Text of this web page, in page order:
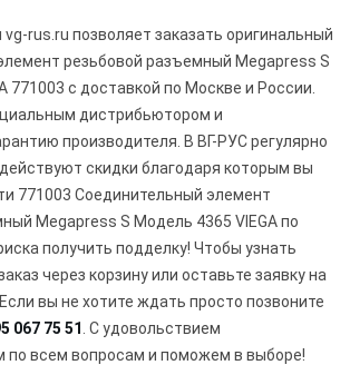
rus.ru позволяет заказать оригинальный
резьбовой разъемный Megapress S
771003 с доставкой по Москве и России.
дистрибьютором и
производителя. В ВГ-РУС регулярно
скидки благодаря которым вы
771003 Соединительный элемент
Megapress S Модель 4365 VIEGA по
получить подделку! Чтобы узнать
через корзину или оставьте заявку на
вы не хотите ждать просто позвоните
067 75 51 . С удовольствием
по всем вопросам и поможем в выборе!